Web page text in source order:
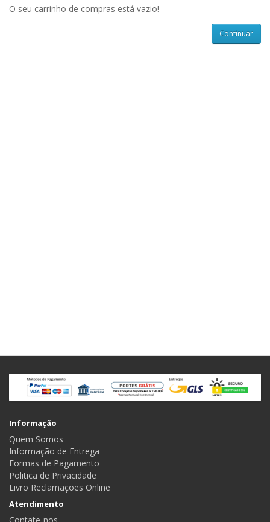
O seu carrinho de compras está vazio!
Continuar
Informação
Quem Somos
Informação de Entrega
Formas de Pagamento
Politica de Privacidade
Livro Reclamações Online
Atendimento